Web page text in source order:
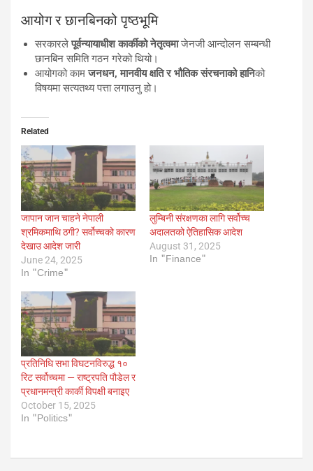
आयोग र छानबिनको पृष्ठभूमि
सरकारलेपूर्वन्यायाधीश कार्कीको नेतृत्वमाजेनजी आन्दोलन सम्बन्धी
छानबिन समिति गठन गरेको थियो।
आयोगको कामजनधन, मानवीय क्षति र भौतिक संरचनाको हानिको
विषयमा सत्यतथ्य पत्ता लगाउनु हो।
Related
जापान जान चाहने नेपाली
श्रमिकमाथि ठगी? सर्वोच्चको कारण
देखाउ आदेश जारी
June 24, 2025
In "Crime"
लुम्बिनी संरक्षणका लागि सर्वोच्च
अदालतको ऐतिहासिक आदेश
August 31, 2025
In "Finance"
प्रतिनिधि सभा विघटनविरुद्ध १०
रिट सर्वोच्चमा — राष्ट्रपति पौडेल र
प्रधानमन्त्री कार्की विपक्षी बनाइए
October 15, 2025
In "Politics"